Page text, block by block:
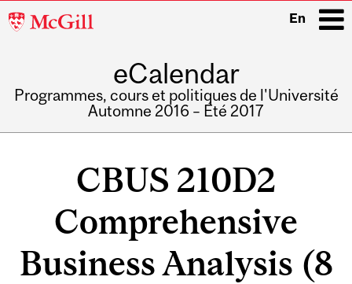
McGill
En
eCalendar
Programmes, cours et politiques de l'Université
Automne 2016 – Été 2017
CBUS 210D2
Comprehensive
Business Analysis (8